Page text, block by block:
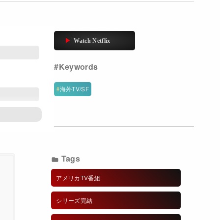
海外TV/SF
Tags
アメリカTV番組
シリーズ完結